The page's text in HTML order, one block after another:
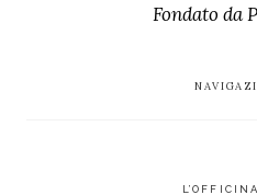
Fondato da